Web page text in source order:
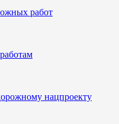
работ
нацпроекту